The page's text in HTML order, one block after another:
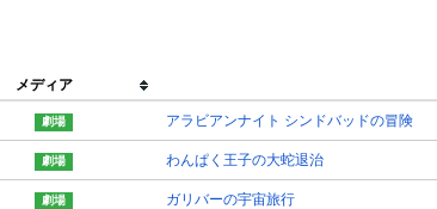
メディア
アラビアンナイト シンドバッドの冒険
わんぱく王子の大蛇退治
ガリバーの宇宙旅行